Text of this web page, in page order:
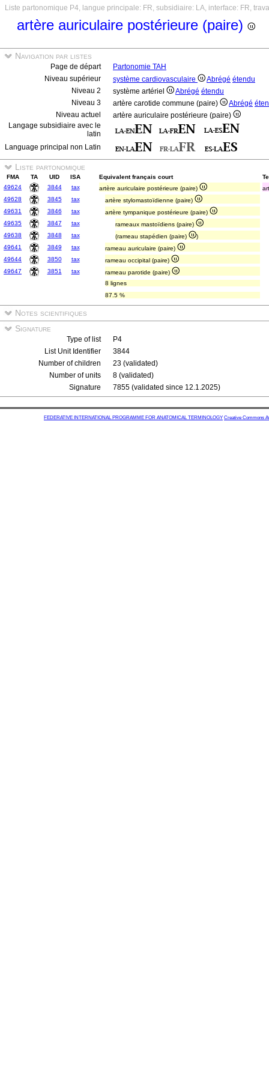
Liste partonomique P4, langue principale: FR, subsidiaire: LA, interface: FR,
artère auriculaire postérieure (paire)
Navigation par listes
Page de départ
Partonomie TAH
Niveau supérieur
système cardiovasculaire Abrégé étendu
Niveau 2
système artériel Abrégé étendu
Niveau 3
artère carotide commune (paire) Abrégé
Niveau actuel
artère auriculaire postérieure (paire)
Langage subsidiaire avec le
latin
Language principal non Latin
Liste partonomique
FMA TA UID ISA Equivalent français court
49624
3844 tax artère auriculaire postérieure (paire)
49628
3845 tax
artère stylomastoïdienne (paire)
49631
3846 tax
artère tympanique postérieure (paire)
49635
3847 tax
rameaux mastoïdiens (paire)
49638
3848 tax (rameau stapédien (paire)
)
49641
3849 tax
rameau auriculaire (paire)
49644
3850 tax
rameau occipital (paire)
49647
3851 tax
rameau parotide (paire)
8 lignes
87.5 %
Notes scientifiques
Signature
Type of list
P4
List Unit Identifier
3844
Number of children
23 (validated)
Number of units
8 (validated)
Signature
7855 (validated since 12.1.2025)
FEDERATIVE INTERNATIONAL PROGRAMME FOR ANATOMICAL TERMINOLOGY Creative Commons